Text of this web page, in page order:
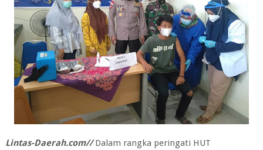
Lintas-Daerah.com//Dalam rangka peringati HUT